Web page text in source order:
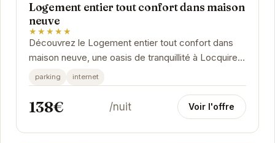
Logement entier tout confort dans maison
neuve
★★★★★
Découvrez le Logement entier tout confort dans
maison neuve, une oasis de tranquillité à Locquirec.
Cette maison neuve offre un espace de vie...
parking internet
138€ /nuit Voir l'offre